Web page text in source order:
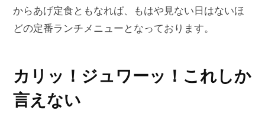
からあげ定食ともなれば、もはや見ない日はないほ
どの定番ランチメニューとなっております。
カリッ！ジュワーッ！これしか
言えない